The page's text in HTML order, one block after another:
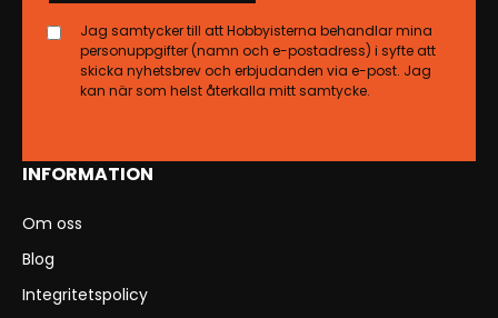
INFORMATION
Om oss
Blog
Integritetspolicy
Jag samtycker till att Hobbyisterna behandlar mina
personuppgifter (namn och e-postadress) i syfte att
skicka nyhetsbrev och erbjudanden via e-post. Jag
kan när som helst återkalla mitt samtycke.